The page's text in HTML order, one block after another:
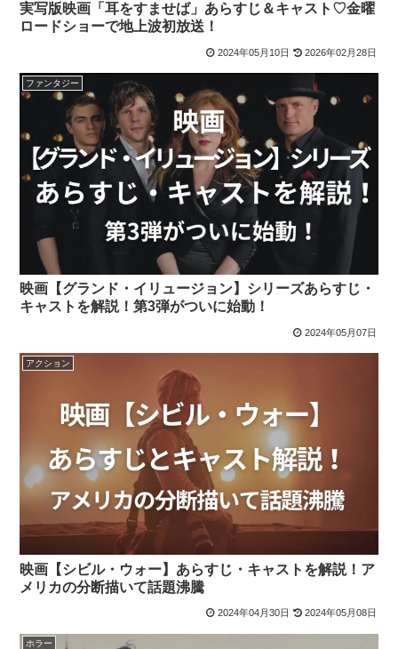
実写版映画「耳をすませば」あらすじ＆キャスト♡金曜
ロードショーで地上波初放送！
2024年05月10日 2026年02月28日
ファンタジー
映画【グランド・イリュージョン】シリーズあらすじ・
キャストを解説！第3弾がついに始動！
2024年05月07日
アクション
映画【シビル・ウォー】あらすじ・キャストを解説！ア
メリカの分断描いて話題沸騰
2024年04月30日 2024年05月08日
ホラー